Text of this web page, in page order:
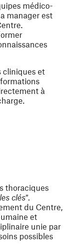
médico-
manager est
cliniques et
à
thoraciques
clés".
du Centre,
et
unie par
possibles